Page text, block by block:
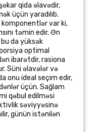
qida əlavədir,
üçün yaradılıb.
var ki,
təmin edir. Ən
da yüksək
optimal
ibarətdir, rasiona
Süni əlavələr və
onu ideal seçim edir,
üçün. Sağlam
qəbul edilməsi
səviyyəsinə
günün istənilən